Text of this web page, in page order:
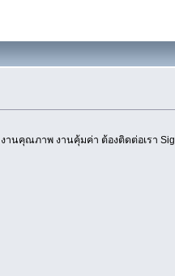
นคุณภาพ งานคุ้มค่า ต้องติดต่อเรา